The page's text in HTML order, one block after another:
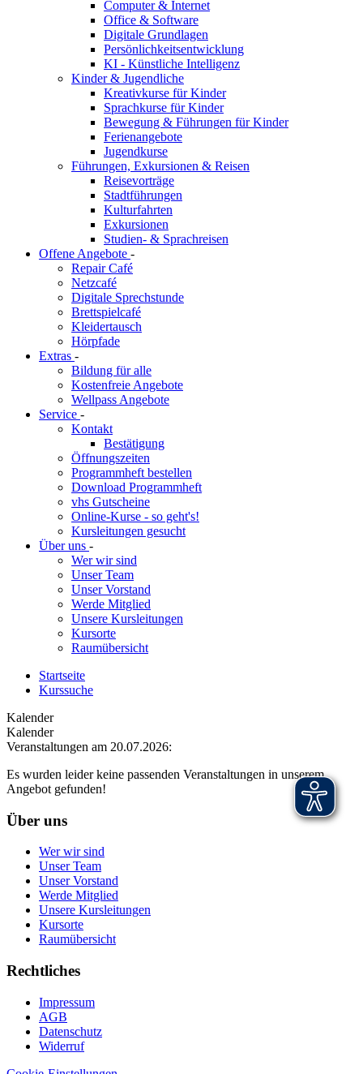
Computer & Internet
Office & Software
Digitale Grundlagen
Persönlichkeitsentwicklung
KI - Künstliche Intelligenz
Kinder & Jugendliche
Kreativkurse für Kinder
Sprachkurse für Kinder
Bewegung & Führungen für Kinder
Ferienangebote
Jugendkurse
Führungen, Exkursionen & Reisen
Reisevorträge
Stadtführungen
Kulturfahrten
Exkursionen
Studien- & Sprachreisen
Offene Angebote -
Repair Café
Netzcafé
Digitale Sprechstunde
Brettspielcafé
Kleidertausch
Hörpfade
Extras -
Bildung für alle
Kostenfreie Angebote
Wellpass Angebote
Service -
Kontakt
Bestätigung
Öffnungszeiten
Programmheft bestellen
Download Programmheft
vhs Gutscheine
Online-Kurse - so geht's!
Kursleitungen gesucht
Über uns -
Wer wir sind
Unser Team
Unser Vorstand
Werde Mitglied
Unsere Kursleitungen
Kursorte
Raumübersicht
Startseite
Kurssuche
Kalender
Kalender
Veranstaltungen am 20.07.2026:
Es wurden leider keine passenden Veranstaltungen in unserem
Angebot gefunden!
Über uns
Wer wir sind
Unser Team
Unser Vorstand
Werde Mitglied
Unsere Kursleitungen
Kursorte
Raumübersicht
Rechtliches
Impressum
AGB
Datenschutz
Widerruf